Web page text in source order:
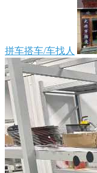
拼车搭车/车找人